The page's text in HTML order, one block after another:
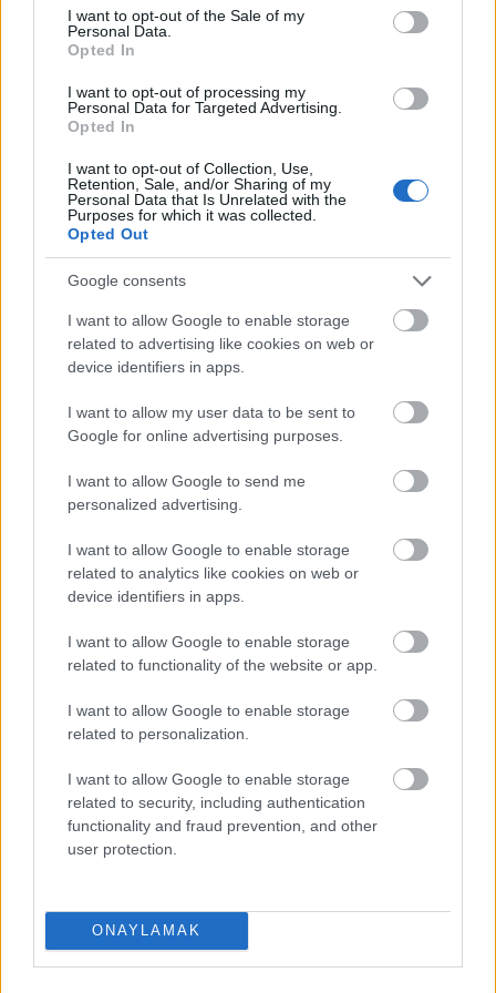
consent section.
I want to opt-out of the Sale of my
Personal Data.
Opted In
I want to opt-out of processing my
Personal Data for Targeted Advertising.
Opted In
I want to opt-out of Collection, Use,
Retention, Sale, and/or Sharing of my
Personal Data that Is Unrelated with the
Purposes for which it was collected.
Opted Out
Google consents
I want to allow Google to enable storage
related to advertising like cookies on web or
device identifiers in apps.
I want to allow my user data to be sent to
Google for online advertising purposes.
I want to allow Google to send me
personalized advertising.
I want to allow Google to enable storage
related to analytics like cookies on web or
device identifiers in apps.
I want to allow Google to enable storage
related to functionality of the website or app.
I want to allow Google to enable storage
related to personalization.
I want to allow Google to enable storage
related to security, including authentication
functionality and fraud prevention, and other
user protection.
ONAYLAMAK
Mevki değişikliği: 2021/2022 sezonu devre listesi belli oldu!
15 futbolcuda mevki değişikliğine gidildi. Sezonun ikinci devresi için
planlama yapmadan önce bu listeye muhakkak göz at!
EN DEĞERLI TOP 5
Victor Osimhen
Orkun Kökçü
Paul Onuachu 20.680.000